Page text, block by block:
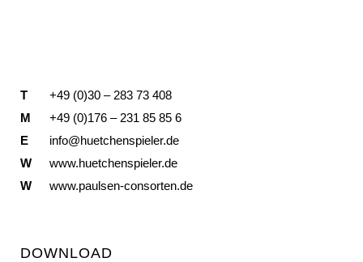
T
+49 (0)30 – 283 73 408
M
+49 (0)176 – 231 85 85 6
E
info@huetchenspieler.de
W
www.huetchenspieler.de
W
www.paulsen-consorten.de
DOWNLOAD